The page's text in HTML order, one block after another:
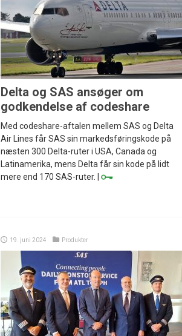
Delta og SAS ansøger om
godkendelse af codeshare
Med codeshare-aftalen mellem SAS og Delta
Air Lines får SAS sin markedsføringskode på
næsten 300 Delta-ruter i USA, Canada og
Latinamerika, mens Delta får sin kode på lidt
mere end 170 SAS-ruter. |
19. juni 2024 Produkter